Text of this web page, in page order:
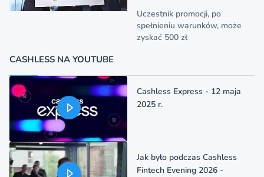
Uczestnik promocji, po
spełnieniu warunków, może
zyskać 500 zł
CASHLESS NA YOUTUBE
Cashless Express - 12 maja
2025 r.
Jak było podczas Cashless
Fintech Evening 2026 -